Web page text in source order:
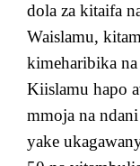
dola za kitaifa
Waislamu,
kimeharibika
Kiislamu hapo
mmoja na
yake